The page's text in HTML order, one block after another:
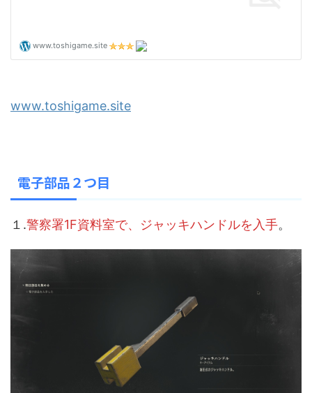
www.toshigame.site
電子部品２つ目
１.警察署1F資料室で、ジャッキハンドルを入手。